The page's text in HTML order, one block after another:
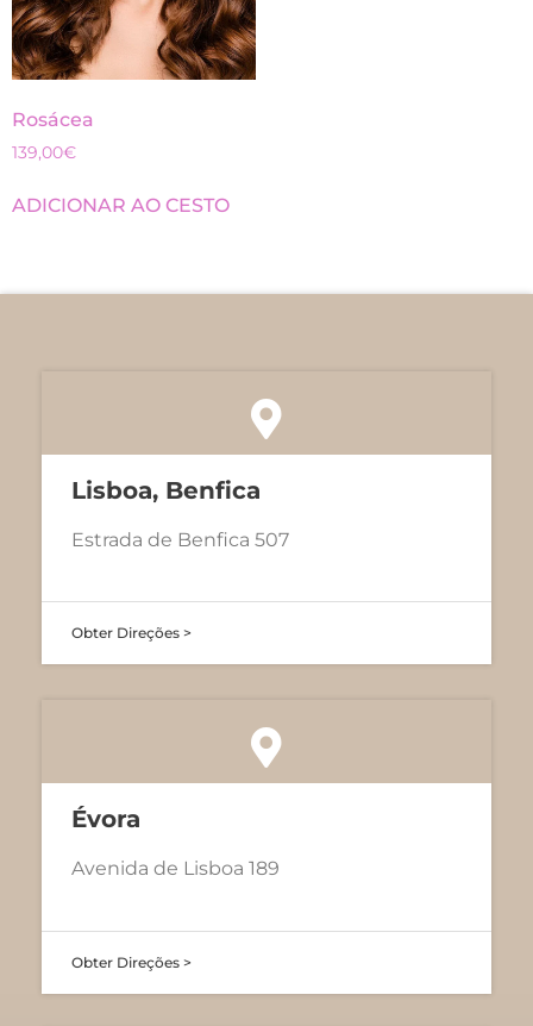
Rosácea
139,00€
ADICIONAR AO CESTO
Lisboa, Benfica
Estrada de Benfica 507
Obter Direções >
Évora
Avenida de Lisboa 189
Obter Direções >